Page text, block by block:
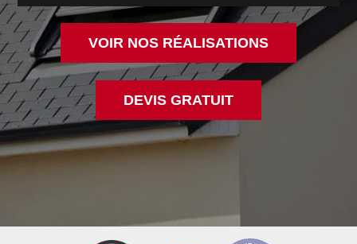
VOIR NOS RÉALISATIONS
DEVIS GRATUIT